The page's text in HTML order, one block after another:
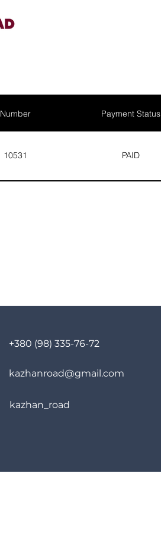
Number Payment Status
10531 PAID
+380 (98) 335-76-72
kazhanroad@gmail.com
kazhan_road